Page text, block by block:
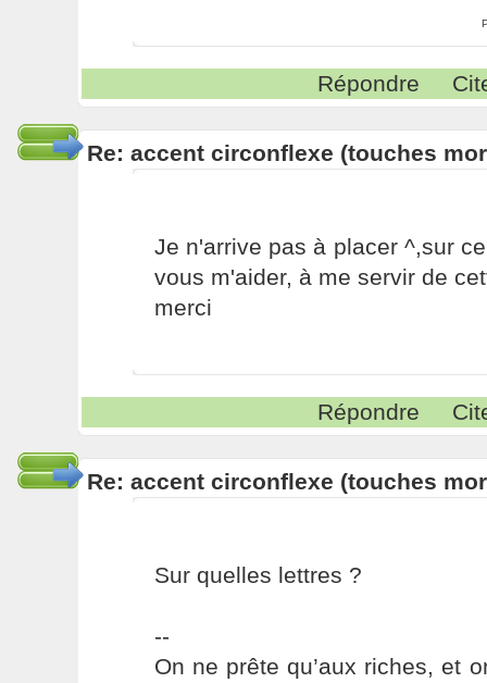
Répondre
Re: accent circonflexe (touches
Je n'arrive pas à placer ^,sur
vous m'aider, à me servir de
merci
Répondre
Re: accent circonflexe (touches
Sur quelles lettres ?
--
On ne prête qu’aux riches, et